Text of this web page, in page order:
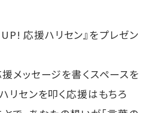
応援ハリセン』をプレゼン
メッセージを書くスペースを
リセンを叩く応援はもちろ